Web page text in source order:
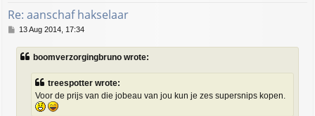
Re: aanschaf hakselaar
P
s
13 Aug 2014, 17:34
boomverzorgingbruno wrote:
treespotter wrote:
Voor de prijs van die jobeau van jou kun je zes supersnips kopen.